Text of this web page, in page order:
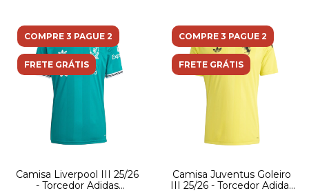
COMPRE 3 PAGUE 2
FRETE GRÁTIS
Camisa Liverpool III 25/26
- Torcedor Adidas
COMPRE 3 PAGUE 2
FRETE GRÁTIS
Camisa Juventus Goleiro
III 25/26 - Torcedor Adidas